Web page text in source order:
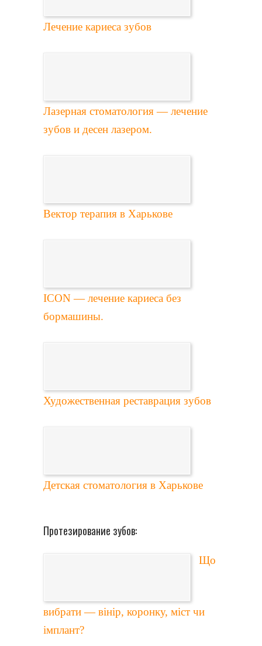
Лечение кариеса зубов
Лазерная стоматология — лечение
зубов и десен лазером.
Вектор терапия в Харькове
ICON — лечение кариеса без
бормашины.
Художественная реставрация зубов
Детская стоматология в Харькове
Протезирование зубов:
Що
вибрати — вінір, коронку, міст чи
імплант?